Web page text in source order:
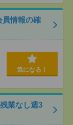
員情報の確
気になる！
業なし週3